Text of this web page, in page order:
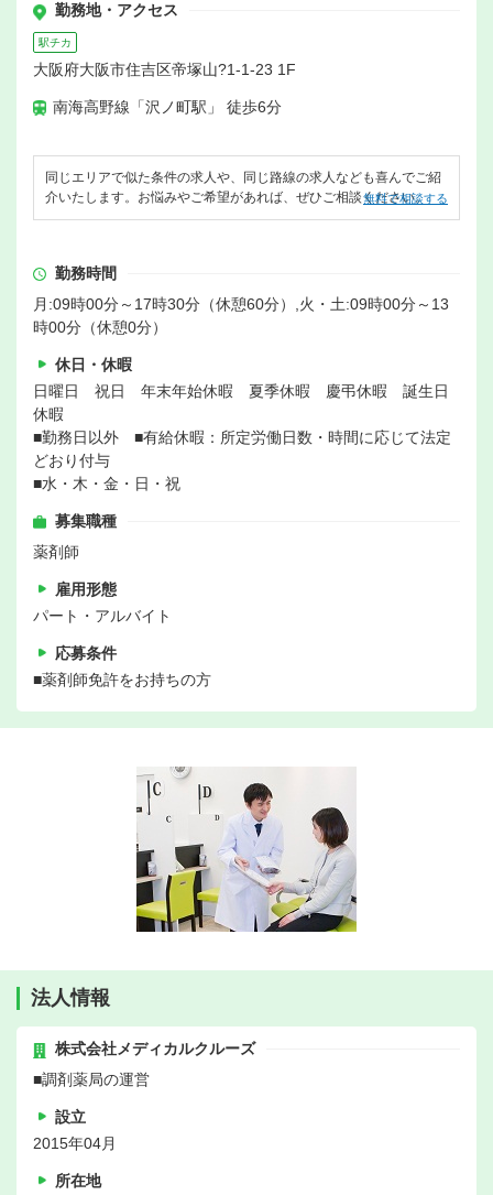
勤務地・アクセス
駅チカ
大阪府大阪市住吉区帝塚山?1-1-23 1F
南海高野線「沢ノ町駅」 徒歩6分
同じエリアで似た条件の求人や、同じ路線の求人なども喜んでご紹
介いたします。お悩みやご希望があれば、ぜひご相談ください。
無料で相談する
勤務時間
月:09時00分～17時30分（休憩60分）,火・土:09時00分～13
時00分（休憩0分）
休日・休暇
日曜日 祝日 年末年始休暇 夏季休暇 慶弔休暇 誕生日
休暇
■勤務日以外 ■有給休暇：所定労働日数・時間に応じて法定
どおり付与
■水・木・金・日・祝
募集職種
薬剤師
雇用形態
パート・アルバイト
応募条件
■薬剤師免許をお持ちの方
法人情報
株式会社メディカルクルーズ
■調剤薬局の運営
設立
2015年04月
所在地